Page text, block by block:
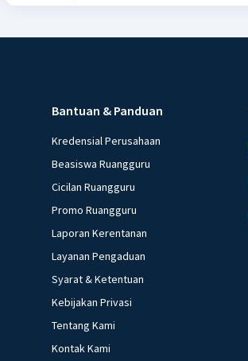
Bantuan & Panduan
Kredensial Perusahaan
Beasiswa Ruangguru
Cicilan Ruangguru
Promo Ruangguru
Laporan Kerentanan
Layanan Pengaduan
Syarat & Ketentuan
Kebijakan Privasi
Tentang Kami
Kontak Kami